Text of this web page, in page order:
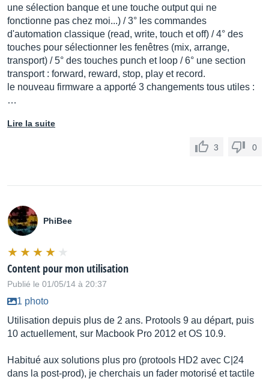
une sélection banque et une touche output qui ne
fonctionne pas chez moi...) / 3° les commandes
d'automation classique (read, write, touch et off) / 4° des
touches pour sélectionner les fenêtres (mix, arrange,
transport) / 5° des touches punch et loop / 6° une section
transport : forward, reward, stop, play et record.
le nouveau firmware a apporté 3 changements tous utiles :
…
Lire la suite
3 0
PhiBee
Content pour mon utilisation
Publié le 01/05/14 à 20:37
1 photo
Utilisation depuis plus de 2 ans. Protools 9 au départ, puis
10 actuellement, sur Macbook Pro 2012 et OS 10.9.
Habitué aux solutions plus pro (protools HD2 avec C|24
dans la post-prod), je cherchais un fader motorisé et tactile